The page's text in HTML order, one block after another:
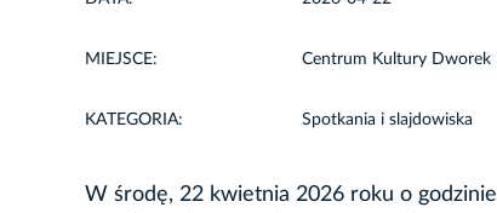
MIEJSCE: Centrum Kultury Dworek
KATEGORIA: Spotkania i slajdowiska
W środę, 22 kwietnia 2026 roku o